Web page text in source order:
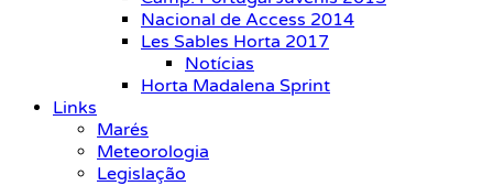
Nacional de Access 2014
Les Sables Horta 2017
Notícias
Horta Madalena Sprint
Links
Marés
Meteorologia
Legislação